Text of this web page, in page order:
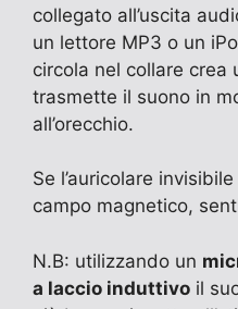
collegato all’uscita
un lettore MP3 o un
circola nel collare crea
trasmette il suono in
all’orecchio.
Se l’auricolare
campo magnetico,
N.B: utilizzando un
a laccio induttivo il